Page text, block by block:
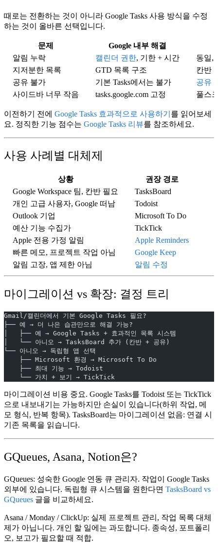
때로는 전환하는 것이 아니라 Google Tasks 사용 방식을 수정
하는 것이 올바른 선택입니다.
문제 Google 내부 해결
알림 누락
캘린더 권한, 기한 + 시간
동일,
지저분한 목록
GTD 목록 구조
칸반
공유 불가
기본 Tasks에서는 불가
공유
사이드바 너무 작음
tasks.google.com 고정 풀스
이전하기 전에 Google Tasks 효과적으로 사용하기 를 읽어보세
요. 정직한 기능 점수는 Google Tasks 리뷰를 참조하세요.
사용 사례별 대체제
상황
권장 경로
Google Workspace 팀, 칸반 필요
TasksBoard
개인 고급 사용자, Google 떠남
Todoist
Outlook 기업
Microsoft To Do
예산 기능 수집가
TickTick
Apple 전용 가정 알림
Apple Reminders
빠른 메모, 프로젝트 작업 아님
Google Keep
알림 고장, 앱 제한 아님
알림 수정
마이그레이션 vs 확장: 결정 트리
Gmail/캘린더에서 기본 Google Tasks 필요?
├── 예 → 더 나은 습관만으로 해결 가능?
│   ├── 예 → Google Tasks + 효과적인 목록 시스템
│   └── 아니오 → TasksBoard 추가 (칸반 + 공유)
└── 아니오 → 독립형 앱 선택
    ├── Microsoft 환경 → Microsoft To Do
    ├── 최대 기능 → Todoist
    └── 가치 + 보기 → TickTick
마이그레이션 비용 중요. Google Tasks를 Todoist 또는 TickTick
으로 내보내기는 가능하지만 손실이 있습니다(하위 작업, 메
모 형식, 반복 항목). TasksBoard는 마이그레이션 없음: 연결 시
기존 목록을 읽습니다.
GQueues, Asana, Notion은?
GQueues: 성숙한 Google 연동 큐 관리자. 작업이 Google Tasks
외부에 있습니다. 독립형 큐 시스템을 원한다면 TasksBoard vs
GQueues 글을 비교하세요.
Asana / Monday / ClickUp: 실제 프로젝트 관리, 작업 목록 대체
제가 아닙니다. 개인 할 일에는 과도합니다. 종속성, 포트폴리
오, 보고가 필요할 때 적합.